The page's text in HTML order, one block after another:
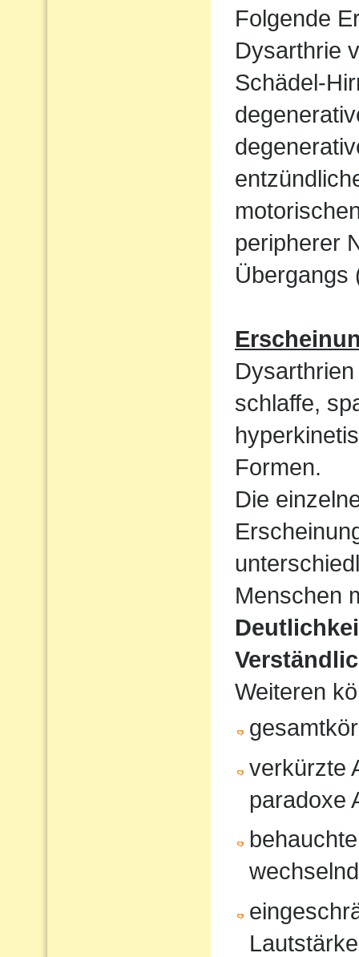
Folgende
Dysarthrie
Schädel-
peripherer
Übergangs
schlaffe,
Formen.
Die
Menschen
Weiteren
verkürzte
paradoxe